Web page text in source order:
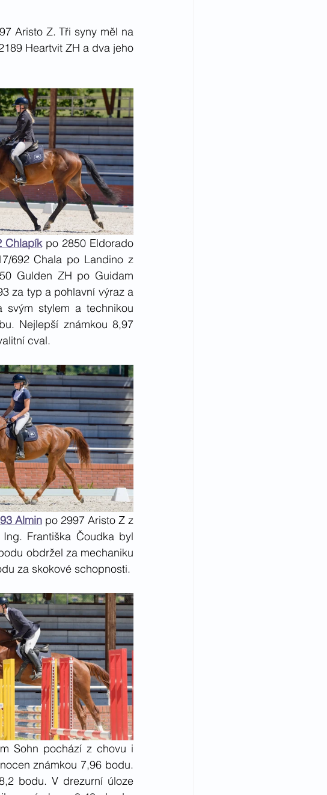
Aristo Z. Tři syny měl na
Heartvit ZH a dva jeho
Chlapík po 2850 Eldorado
692 Chala po Landino z
Gulden ZH po Guidam
za typ a pohlavní výraz a
svým stylem a technikou
Nejlepší známkou 8,97
cval.
Almin po 2997 Aristo Z z
Františka Čoudka byl
obdržel za mechaniku
za skokové schopnosti.
Sohn pochází z chovu i
známkou 7,96 bodu.
bodu. V drezurní úloze